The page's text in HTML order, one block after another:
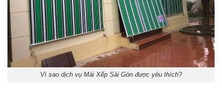
Vì sao dịch vụ Mái Xếp Sài Gòn được yêu thích?